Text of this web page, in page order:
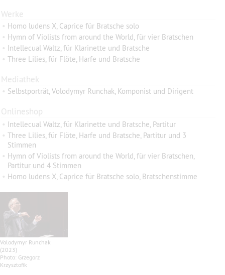
Werke
• Homo ludens X, Caprice für Bratsche solo
• Hymn of Violists from around the World, für vier Bratschen
• Intellecual Waltz, für Klarinette und Bratsche
• Three Lilies, für Flöte, Harfe und Bratsche
Mediathek
• Selbstporträt, Volodymyr Runchak, Komponist und Dirigent
Onlineshop
• Intellecual Waltz, für Klarinette und Bratsche, Partitur
• Three Lilies, für Flöte, Harfe und Bratsche, Partitur und 3
Stimmen
• Hymn of Violists from around the World, für vier Bratschen,
Partitur und 4 Stimmen
• Homo ludens X, Caprice für Bratsche solo, Bratschenstimme
Volodymyr Runchak
(2023)
Photo: Grzegorz
Krzysztofik